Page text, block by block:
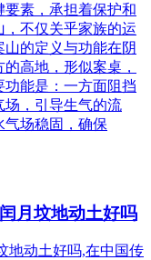
素，承担着保护和
不仅关乎家族的运
的定义与功能在阴
高地，形似案桌，
能是：一方面阻挡
场，引导生气的流
气场稳固，确保
月坟地动土好吗
地动土好吗,在中国传